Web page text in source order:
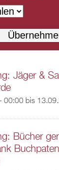
Jäger &
00:00bis
Bücher